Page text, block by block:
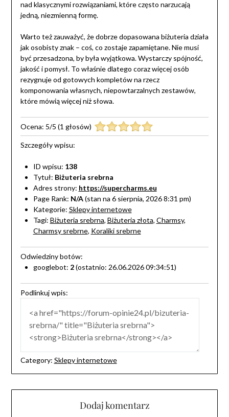
nad klasycznymi rozwiązaniami, które często narzucają
jedną, niezmienną formę.
Warto też zauważyć, że dobrze dopasowana biżuteria działa
jak osobisty znak – coś, co zostaje zapamiętane. Nie musi
być przesadzona, by była wyjątkowa. Wystarczy spójność,
jakość i pomysł. To właśnie dlatego coraz więcej osób
rezygnuje od gotowych kompletów na rzecz
komponowania własnych, niepowtarzalnych zestawów,
które mówią więcej niż słowa.
Ocena: 5/5 (1 głosów)
Szczegóły wpisu:
ID wpisu: 138
Tytuł: Biżuteria srebrna
Adres strony: https://supercharms.eu
Page Rank: N/A(stan na 6 sierpnia, 2026 8:31 pm)
Kategorie: Sklepy internetowe
Tagi: Biżuteria srebrna, Biżuteria złota, Charmsy,
Charmsy srebrne, Koraliki srebrne
Odwiedziny botów:
googlebot: 2(ostatnio: 26.06.2026 09:34:51)
Podlinkuj wpis:
Category: Sklepy internetowe
Dodaj komentarz